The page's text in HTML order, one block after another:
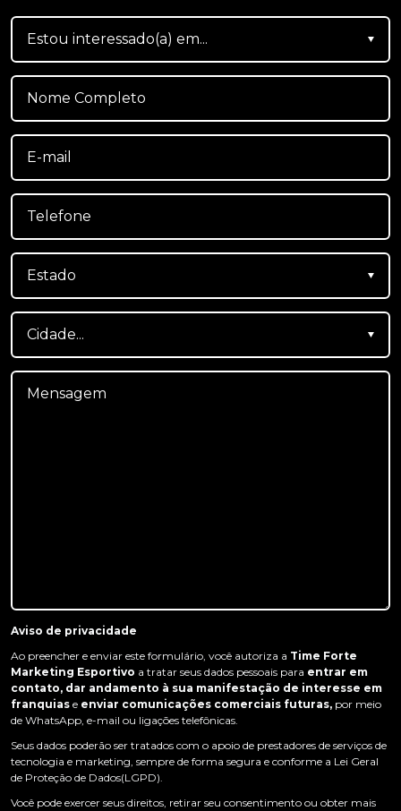
Aviso de privacidade
Ao preencher e enviar este formulário, você autoriza a Time Forte
Marketing Esportivo a tratar seus dados pessoais para entrar em
contato, dar andamento à sua manifestação de interesse em
franquias e enviar comunicações comerciais futuras, por meio
de WhatsApp, e-mail ou ligações telefônicas.
Seus dados poderão ser tratados com o apoio de prestadores de serviços de
tecnologia e marketing, sempre de forma segura e conforme a Lei Geral
de Proteção de Dados(LGPD).
Você pode exercer seus direitos, retirar seu consentimento ou obter mais